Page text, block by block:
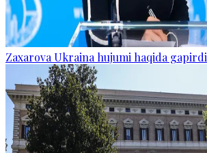
Zaxarova Ukraina hujumi haqida gapirdi